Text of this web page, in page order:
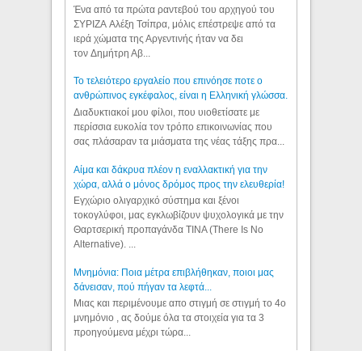
Ένα από τα πρώτα ραντεβού του αρχηγού του
ΣΥΡΙΖΑ Αλέξη Τσίπρα, μόλις επέστρεψε από τα
ιερά χώματα της Αργεντινής ήταν να δει
τον Δημήτρη Αβ...
Το τελειότερο εργαλείο που επινόησε ποτε ο
ανθρώπινος εγκέφαλος, είναι η Ελληνική γλώσσα.
Διαδυκτιακοί μου φίλοι, που υιοθετίσατε με
περίσσια ευκολία τον τρόπο επικοινωνίας που
σας πλάσαραν τα μιάσματα της νέας τάξης πρα...
Αίμα και δάκρυα πλέον η εναλλακτική για την
χώρα, αλλά ο μόνος δρόμος προς την ελευθερία!
Εγχώριο ολιγαρχικό σύστημα και ξένοι
τοκογλύφοι, μας εγκλωβίζουν ψυχολογικά με την
Θαρτσερική προπαγάνδα TINA (There Is No
Alternative). ...
Μνημόνια: Ποια μέτρα επιβλήθηκαν, ποιοι μας
δάνεισαν, πού πήγαν τα λεφτά...
Μιας και περιμένουμε απο στιγμή σε στιγμή το 4ο
μνημόνιο , ας δούμε όλα τα στοιχεία για τα 3
προηγούμενα μέχρι τώρα...